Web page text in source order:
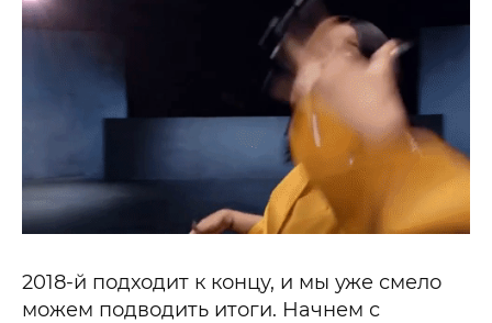
2018-й подходит к концу, и мы уже смело
можем подводить итоги. Начнем с